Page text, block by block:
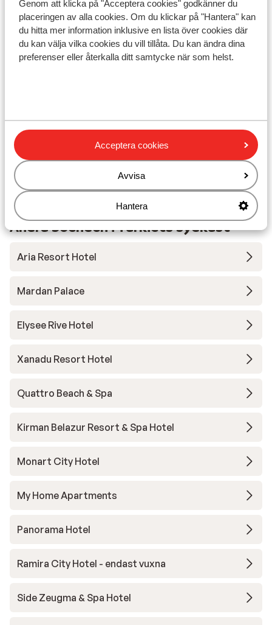
Genom att klicka på "Acceptera cookies" godkänner du
placeringen av alla cookies. Om du klickar på "Hantera" kan
du hitta mer information inklusive en lista över cookies där
du kan välja vilka cookies du vill tillåta. Du kan ändra dina
preferenser eller återkalla ditt samtycke när som helst.
Acceptera cookies
Avvisa
Hantera
ca 1 km
Avstånd till bargata ca 1 km
Närmaste butiker ca 500 m
Närmaste restaurang ca 300 m
Dolmus ( till centrala till alanya mot betalning)
Andra boenden i Turkiets sydkust
Aria Resort Hotel
Mardan Palace
Elysee Rive Hotel
Xanadu Resort Hotel
Quattro Beach & Spa
Kirman Belazur Resort & Spa Hotel
Monart City Hotel
My Home Apartments
Panorama Hotel
Ramira City Hotel - endast vuxna
Side Zeugma & Spa Hotel